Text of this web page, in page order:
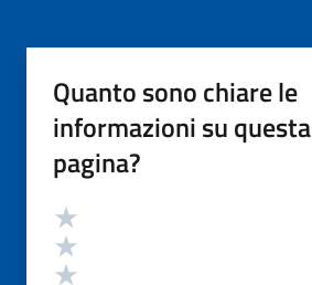
Quanto sono chiare le
informazioni su questa
pagina?
Valutazione